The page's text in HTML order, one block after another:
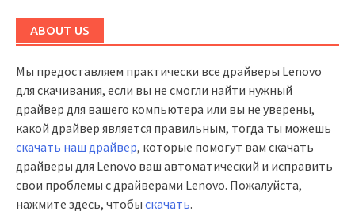
ABOUT US
Мы предоставляем практически все драйверы Lenovo
для скачивания, если вы не смогли найти нужный
драйвер для вашего компьютера или вы не уверены,
какой драйвер является правильным, тогда ты можешь
скачать наш драйвер, которые помогут вам скачать
драйверы для Lenovo ваш автоматический и исправить
свои проблемы с драйверами Lenovo. Пожалуйста,
нажмите здесь, чтобы скачать.